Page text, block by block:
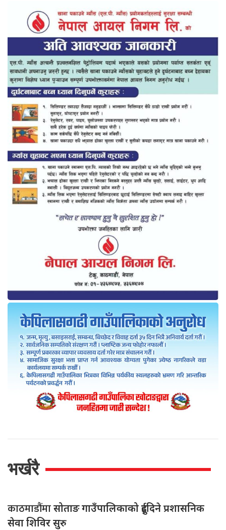
भर्खरै
काठमाडौंमासोताङ गाउँपालिकाको दुईदिने प्रशासनिक
सेवा शिविर सुरु